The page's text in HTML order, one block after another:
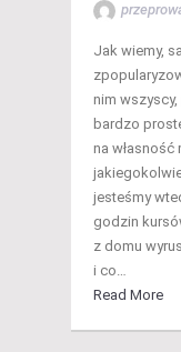
Jak wiemy,
nim
bardzo
na
jesteśmy
godzin
z domu
i co…
Read More